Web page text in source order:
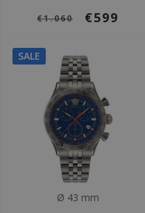
€1.060 €599
SALE
Ø 43 mm